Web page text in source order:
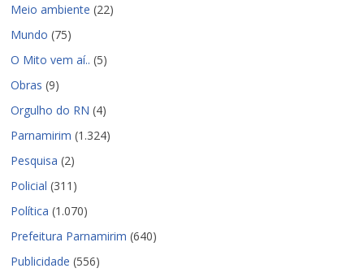
Meio ambiente (22)
Mundo (75)
O Mito vem aí.. (5)
Obras (9)
Orgulho do RN (4)
Parnamirim (1.324)
Pesquisa (2)
Policial (311)
Política (1.070)
Prefeitura Parnamirim (640)
Publicidade (556)